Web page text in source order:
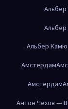
Альбер
Амстердам
Амстердам
Антон Чехов —